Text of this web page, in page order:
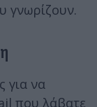
γνωρίζουν.
για να
που λάβατε